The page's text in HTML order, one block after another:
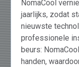
NomaCool
jaarlijks, zodat
nieuwste
professionele
beurs:
handen,